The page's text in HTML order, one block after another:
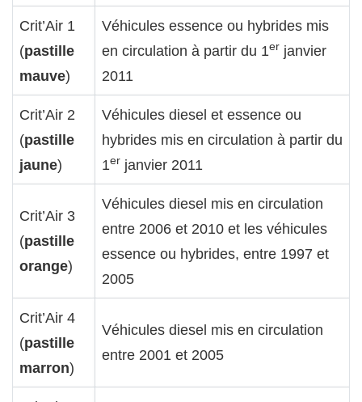
Crit’Air 1
(pastille
mauve)
Véhicules essence ou hybrides mis
en circulation à partir du 1er janvier
2011
Crit’Air 2
(pastille
jaune)
Véhicules diesel et essence ou
hybrides mis en circulation à partir du
1er janvier 2011
Crit’Air 3
(pastille
orange)
Véhicules diesel mis en circulation
entre 2006 et 2010 et les véhicules
essence ou hybrides, entre 1997 et
2005
Crit’Air 4
(pastille
marron)
Véhicules diesel mis en circulation
entre 2001 et 2005